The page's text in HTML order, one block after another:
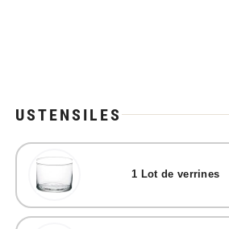
USTENSILES
1 Lot de verrines